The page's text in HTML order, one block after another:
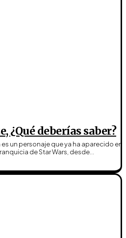
¿Qué deberías saber?
un personaje que ya ha aparecido en
de Star Wars, desde...